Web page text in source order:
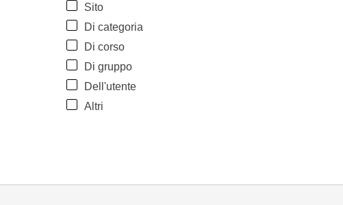
Sito
Di categoria
Di corso
Di gruppo
Dell'utente
Altri